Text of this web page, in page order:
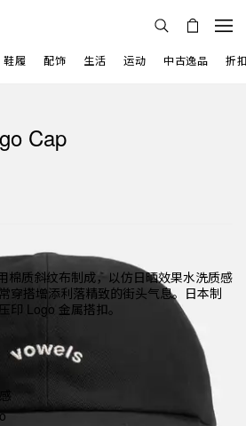
鞋履 配饰 生活 运动 中古逸品 折
Cap
棉质斜纹布制成，以仿日晒效果水洗质感
穿搭增添利落精致的街头气息。日本制
印 Logo 金属搭扣。